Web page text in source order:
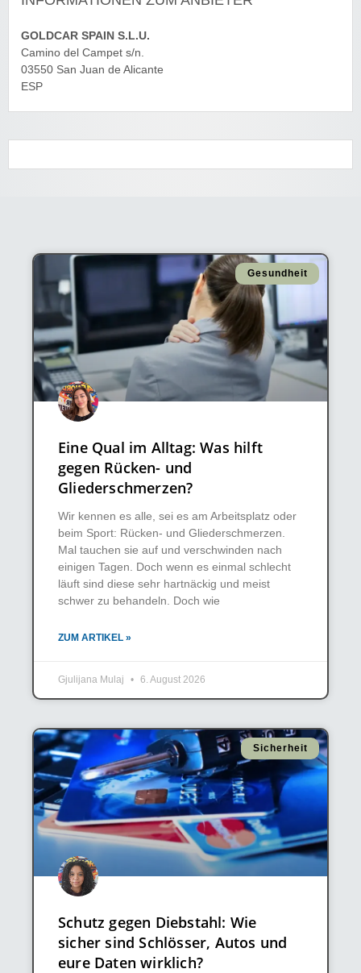
GOLDCAR SPAIN S.L.U.
Camino del Campet s/n.
03550 San Juan de Alicante
ESP
Gesundheit
Eine Qual im Alltag: Was hilft
gegen Rücken- und
Gliederschmerzen?
Wir kennen es alle, sei es am Arbeitsplatz oder
beim Sport: Rücken- und Gliederschmerzen.
Mal tauchen sie auf und verschwinden nach
einigen Tagen. Doch wenn es einmal schlecht
läuft sind diese sehr hartnäckig und meist
schwer zu behandeln. Doch wie
ZUM ARTIKEL »
Gjulijana Mulaj 6. August 2026
Sicherheit
Schutz gegen Diebstahl: Wie
sicher sind Schlösser, Autos und
eure Daten wirklich?